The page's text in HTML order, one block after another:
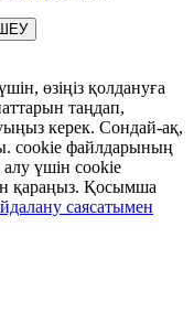
өзіңіз қолдануға
таңдап,
керек. Сондай-ақ,
файлдарының
үшін cookie
қараңыз. Қосымша
саясатымен